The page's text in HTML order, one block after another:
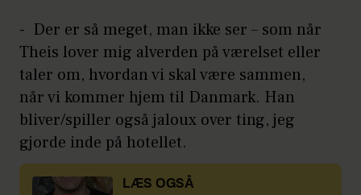
- Der er så meget, man ikke ser – som når
Theis lover mig alverden på værelset eller
taler om, hvordan vi skal være sammen,
når vi kommer hjem til Danmark. Han
bliver/spiller også jaloux over ting, jeg
gjorde inde på hotellet.
LÆS OGSÅ